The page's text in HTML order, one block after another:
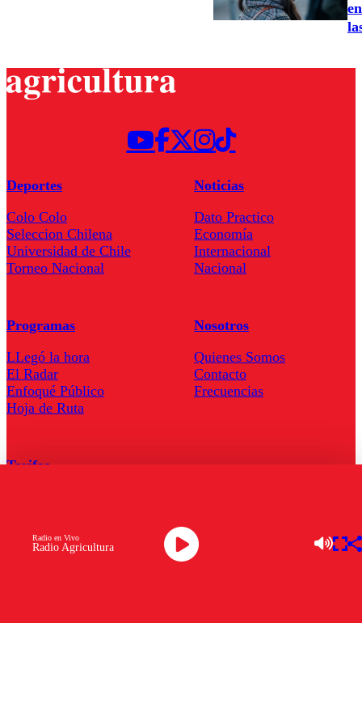
Radio Agricultura
Radio en Vivo
Deportes
Colo Colo
Seleccion Chilena
Universidad de Chile
Torneo Nacional
Noticias
Dato Practico
Economía
Internacional
Nacional
Programas
LLegó la hora
El Radar
Enfoqué Público
Hoja de Ruta
Nosotros
Quienes Somos
Contacto
Frecuencias
Tarifas
Descarga la APP